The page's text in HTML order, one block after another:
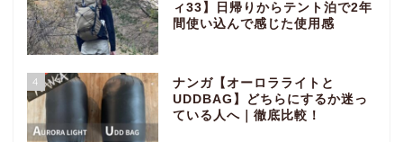
ィ33】日帰りからテント泊で2年
間使い込んで感じた使用感
4
ナンガ【オーロラライトと
UDDBAG】どちらにするか迷っ
ている人へ｜徹底比較！